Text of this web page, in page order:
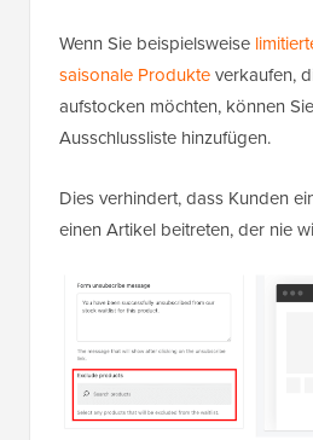
Wenn Sie beispielsweise
saisonale Produkteverkaufen,
aufstocken möchten, können
Ausschlussliste hinzufügen.
Dies verhindert, dass Kunden
einen Artikel beitreten, der nie